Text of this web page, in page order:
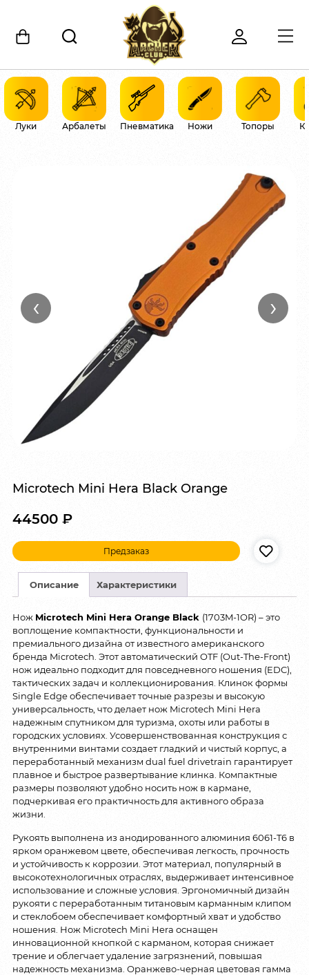
Луки Арбалеты Пневматика Ножи Топоры
‹ ›
Microtech Mini Hera Black Orange
44500 ₽
Предзаказ
Описание Характеристики
Нож Microtech Mini Hera Orange Black (1703M-1OR) – это
воплощение компактности, функциональности и
премиального дизайна от известного американского
бренда Microtech. Этот автоматический OTF (Out-The-Front)
нож идеально подходит для повседневного ношения (EDC),
тактических задач и коллекционирования. Клинок формы
Single Edge обеспечивает точные разрезы и высокую
универсальность, что делает нож Microtech Mini Hera
надежным спутником для туризма, охоты или работы в
городских условиях. Усовершенствованная конструкция с
внутренними винтами создает гладкий и чистый корпус, а
переработанный механизм dual fuel drivetrain гарантирует
плавное и быстрое развертывание клинка. Компактные
размеры позволяют удобно носить нож в кармане,
подчеркивая его практичность для активного образа
жизни.
Рукоять выполнена из анодированного алюминия 6061-T6 в
ярком оранжевом цвете, обеспечивая легкость, прочность
и устойчивость к коррозии. Этот материал, популярный в
высокотехнологичных отраслях, выдерживает интенсивное
использование и сложные условия. Эргономичный дизайн
рукояти с переработанным титановым карманным клипом
и стеклобоем обеспечивает комфортный хват и удобство
ношения. Нож Microtech Mini Hera оснащен
инновационной кнопкой с карманом, которая снижает
трение и облегчает удаление загрязнений, повышая
надежность механизма. Оранжево-черная цветовая гамма